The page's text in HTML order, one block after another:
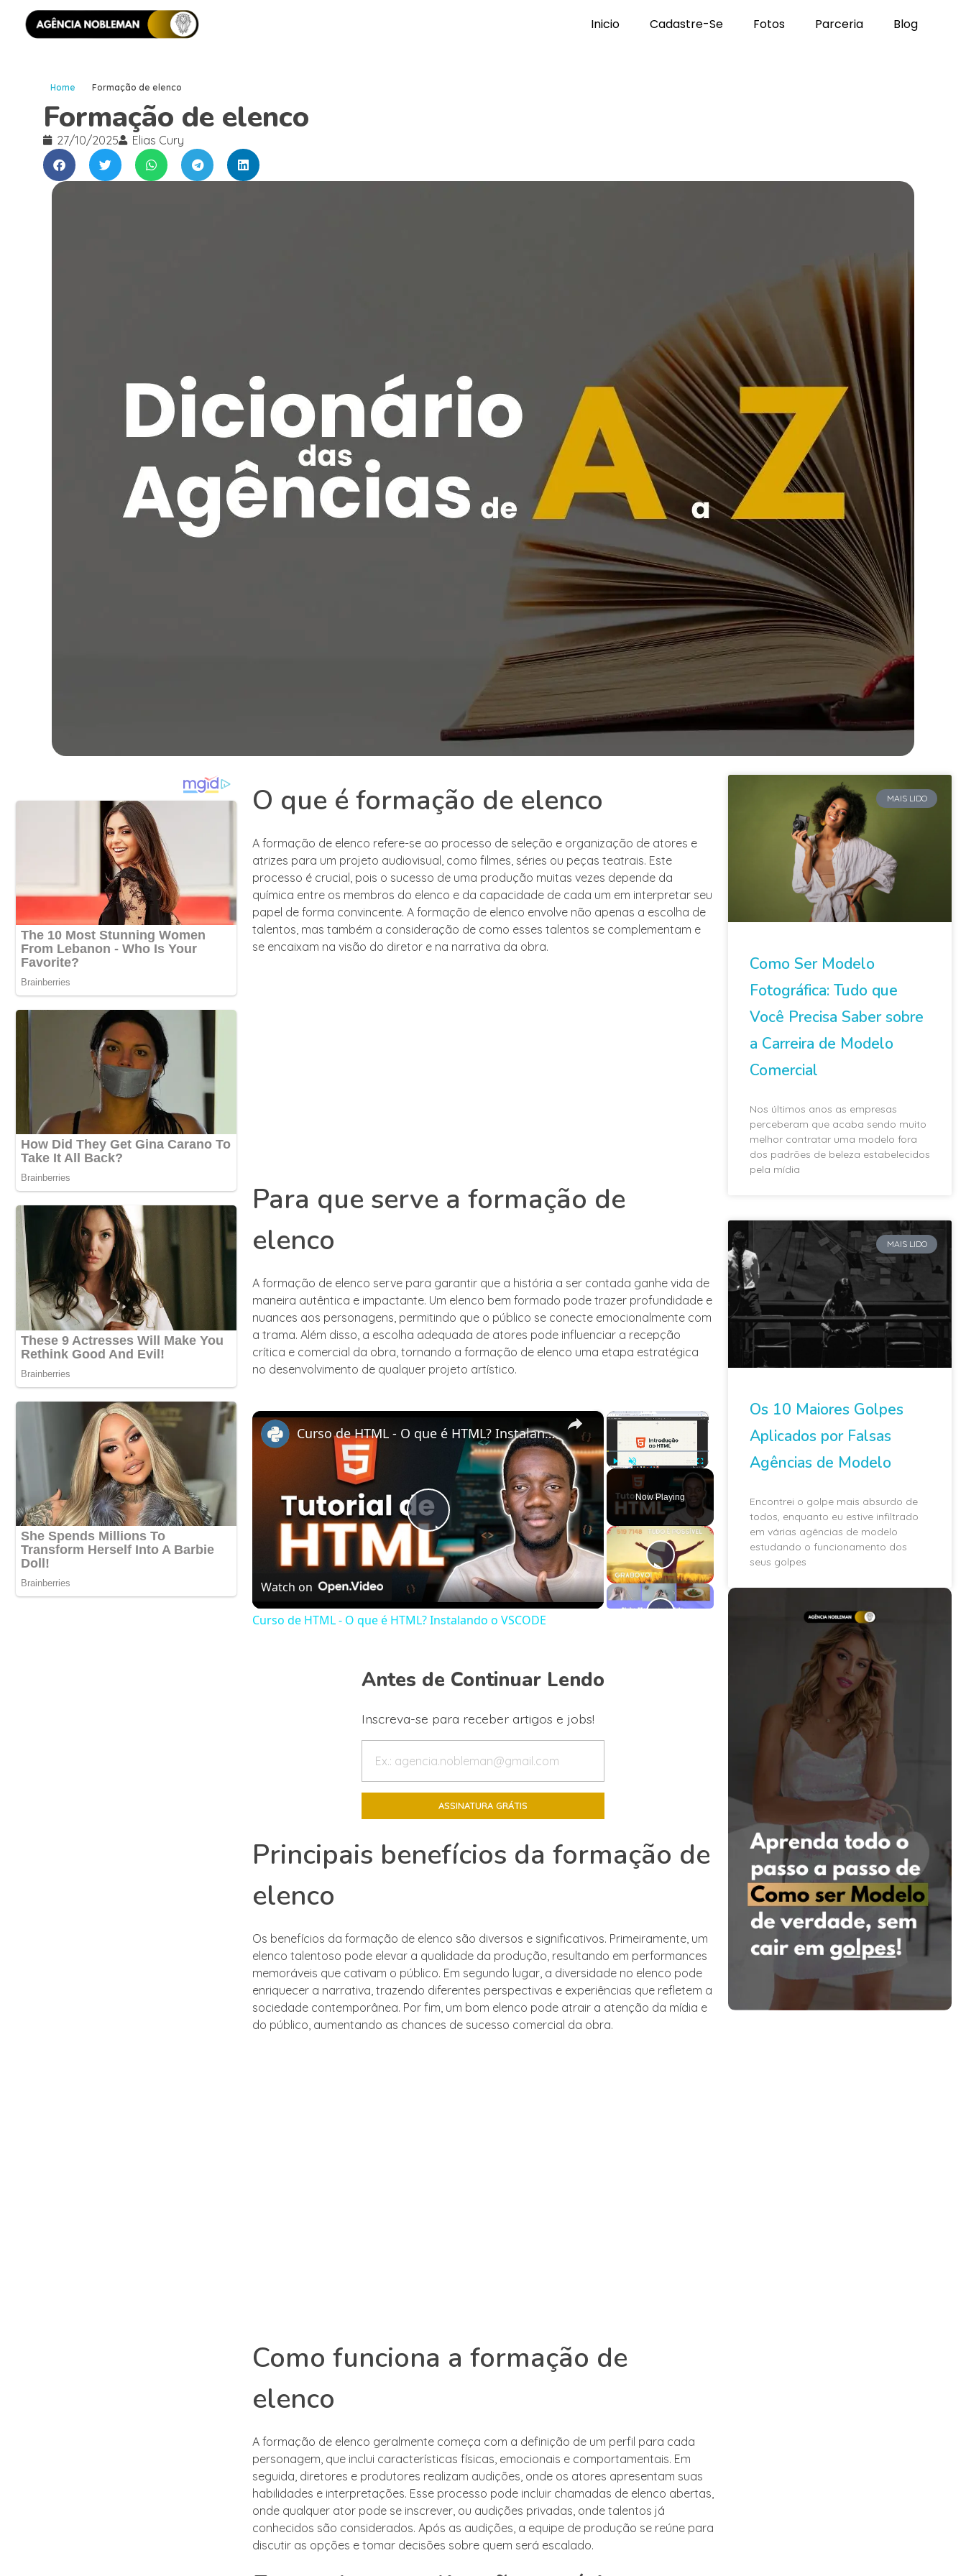
Inicio Cadastre-Se Fotos Parceria Blog
Home Formação de elenco
Formação de elenco
27/10/2025 Elias Cury
O que é formação de elenco
A formação de elenco refere-se ao processo de seleção e organização de atores e
atrizes para um projeto audiovisual, como filmes, séries ou peças teatrais. Este
processo é crucial, pois o sucesso de uma produção muitas vezes depende da
química entre os membros do elenco e da capacidade de cada um em interpretar seu
papel de forma convincente. A formação de elenco envolve não apenas a escolha de
talentos, mas também a consideração de como esses talentos se complementam e
se encaixam na visão do diretor e na narrativa da obra.
Para que serve a formação de
elenco
A formação de elenco serve para garantir que a história a ser contada ganhe vida de
maneira autêntica e impactante. Um elenco bem formado pode trazer profundidade e
nuances aos personagens, permitindo que o público se conecte emocionalmente com
a trama. Além disso, a escolha adequada de atores pode influenciar a recepção
crítica e comercial da obra, tornando a formação de elenco uma etapa estratégica
no desenvolvimento de qualquer projeto artístico.
×
Unmute Fullscreen
Now Playing
×
Play
Video
Curso de HTML - O que é HTML? Instalando o VSCODE
Watch on
Curso de HTML - O que é HTML? Instalando o VSCODE
Antes de Continuar Lendo
Inscreva-se para receber artigos e jobs!
Principais benefícios da formação de
elenco
Os benefícios da formação de elenco são diversos e significativos. Primeiramente, um
elenco talentoso pode elevar a qualidade da produção, resultando em performances
memoráveis que cativam o público. Em segundo lugar, a diversidade no elenco pode
enriquecer a narrativa, trazendo diferentes perspectivas e experiências que refletem a
sociedade contemporânea. Por fim, um bom elenco pode atrair a atenção da mídia e
do público, aumentando as chances de sucesso comercial da obra.
Como funciona a formação de
elenco
A formação de elenco geralmente começa com a definição de um perfil para cada
personagem, que inclui características físicas, emocionais e comportamentais. Em
seguida, diretores e produtores realizam audições, onde os atores apresentam suas
habilidades e interpretações. Esse processo pode incluir chamadas de elenco abertas,
onde qualquer ator pode se inscrever, ou audições privadas, onde talentos já
conhecidos são considerados. Após as audições, a equipe de produção se reúne para
discutir as opções e tomar decisões sobre quem será escalado.
MAIS LIDO
Como Ser Modelo
Fotográfica: Tudo que
Você Precisa Saber sobre
a Carreira de Modelo
Comercial
Nos últimos anos as empresas
perceberam que acaba sendo muito
melhor contratar uma modelo fora
dos padrões de beleza estabelecidos
pela mídia
MAIS LIDO
Os 10 Maiores Golpes
Aplicados por Falsas
Agências de Modelo
Encontrei o golpe mais absurdo de
todos, enquanto eu estive infiltrado
em várias agências de modelo
estudando o funcionamento dos
seus golpes